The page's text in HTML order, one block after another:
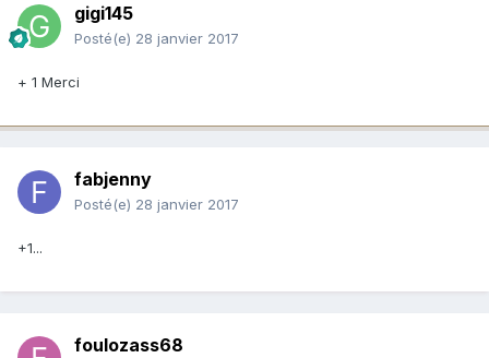
gigi145
Posté(e) 28 janvier 2017
+ 1 Merci
fabjenny
Posté(e) 28 janvier 2017
+1...
foulozass68